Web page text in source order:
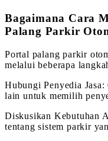
Bagaimana Cara
Palang Parkir
Portal palang parkir
melalui beberapa
Hubungi Penyedia
lain untuk memilih
Diskusikan Kebutuhan
tentang sistem parkir